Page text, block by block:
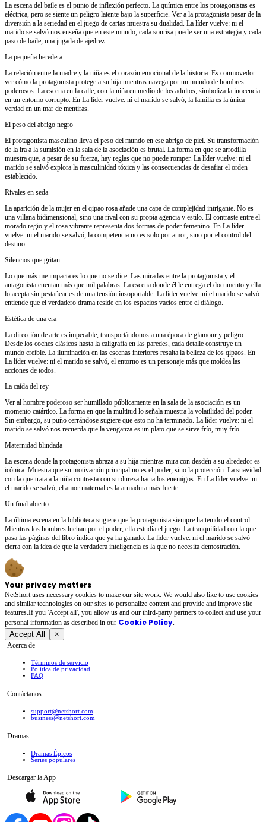
La escena del baile es el punto de inflexión perfecto. La química entre los protagonistas es
eléctrica, pero se siente un peligro latente bajo la superficie. Ver a la protagonista pasar de la
diversión a la seriedad en el juego de cartas muestra su dualidad. La líder vuelve: ni el
marido se salvó nos enseña que en este mundo, cada sonrisa puede ser una estrategia y cada
paso de baile, una jugada de ajedrez.
La pequeña heredera
La relación entre la madre y la niña es el corazón emocional de la historia. Es conmovedor
ver cómo la protagonista protege a su hija mientras navega por un mundo de hombres
poderosos. La escena en la calle, con la niña en medio de los adultos, simboliza la inocencia
en un entorno corrupto. En La líder vuelve: ni el marido se salvó, la familia es la única
verdad en un mar de mentiras.
El peso del abrigo negro
El protagonista masculino lleva el peso del mundo en ese abrigo de piel. Su transformación
de la ira a la sumisión en la sala de la asociación es brutal. La forma en que se arrodilla
muestra que, a pesar de su fuerza, hay reglas que no puede romper. La líder vuelve: ni el
marido se salvó explora la masculinidad tóxica y las consecuencias de desafiar el orden
establecido.
Rivales en seda
La aparición de la mujer en el qipao rosa añade una capa de complejidad intrigante. No es
una villana bidimensional, sino una rival con su propia agencia y estilo. El contraste entre el
morado regio y el rosa vibrante representa dos formas de poder femenino. En La líder
vuelve: ni el marido se salvó, la competencia no es solo por amor, sino por el control del
destino.
Silencios que gritan
Lo que más me impacta es lo que no se dice. Las miradas entre la protagonista y el
antagonista cuentan más que mil palabras. La escena donde él le entrega el documento y ella
lo acepta sin pestañear es de una tensión insoportable. La líder vuelve: ni el marido se salvó
entiende que el verdadero drama reside en los espacios vacíos entre el diálogo.
Estética de una era
La dirección de arte es impecable, transportándonos a una época de glamour y peligro.
Desde los coches clásicos hasta la caligrafía en las paredes, cada detalle construye un
mundo creíble. La iluminación en las escenas interiores resalta la belleza de los qipaos. En
La líder vuelve: ni el marido se salvó, el entorno es un personaje más que moldea las
acciones de todos.
La caída del rey
Ver al hombre poderoso ser humillado públicamente en la sala de la asociación es un
momento catártico. La forma en que la multitud lo señala muestra la volatilidad del poder.
Sin embargo, su puño cerrándose sugiere que esto no ha terminado. La líder vuelve: ni el
marido se salvó nos recuerda que la venganza es un plato que se sirve frío, muy frío.
Maternidad blindada
La escena donde la protagonista abraza a su hija mientras mira con desdén a su alrededor es
icónica. Muestra que su motivación principal no es el poder, sino la protección. La suavidad
con la que trata a la niña contrasta con su dureza hacia los enemigos. En La líder vuelve: ni
el marido se salvó, el amor maternal es la armadura más fuerte.
Un final abierto
La última escena en la biblioteca sugiere que la protagonista siempre ha tenido el control.
Mientras los hombres luchan por el poder, ella estudia el juego. La tranquilidad con la que
pasa las páginas del libro indica que ya ha ganado. La líder vuelve: ni el marido se salvó
cierra con la idea de que la verdadera inteligencia es la que no necesita demostración.
Your privacy matters
NetShort uses necessary cookies to make our site work. We would also like to use cookies
and similar technologies on our sites to personalize content and provide and improve site
features.If you 'Accept all', you allow us and our third-party partners to collect and use your
personal irformation as described in our Cookie Policy.
Accept All ×
Acerca de
Términos de servicio
Política de privacidad
FAQ
Contáctanos
support@netshort.com
business@netshort.com
Dramas
Dramas Épicos
Series populares
Descargar la App